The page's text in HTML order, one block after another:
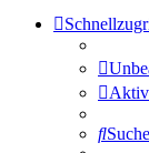
Suche